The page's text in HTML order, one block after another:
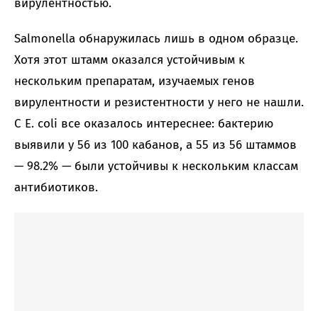
вирулентностью.
Salmonella обнаружилась лишь в одном образце.
Хотя этот штамм оказался устойчивым к
нескольким препаратам, изучаемых генов
вирулентности и резистентности у него не нашли.
С E. coli все оказалось интереснее: бактерию
выявили у 56 из 100 кабанов, а 55 из 56 штаммов
— 98.2% — были устойчивы к нескольким классам
антибиотиков.